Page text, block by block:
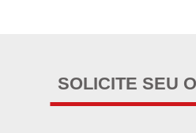
SOLICITE SEU